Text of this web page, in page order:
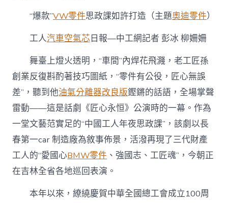
省
工
會：
“爆
款”
思
政
課
如
許
打
造〉
中
“爆款”VW零件思政課如許打造（主題奧迪零件）
工人汽車空氣芯日報—中工網記者 彭冰 柳姍姍
舞臺上燈火透明，“車間”內焊花飛濺，老工匠孫
創業反復斟酌著技巧圖紙，“零件有公役，匠心無誤
差”，聽到他油氣分離器改良版鏗鏘的話語，全場掌聲
雷動——這是話劇《匠心永恒》公演時的一幕。作為
一堂文藝范實足的“中國工人年夜思政課”，該劇以長
春第一car 制造廠為敘事佈景，活潑再現了三代財產
工人的“愛國心BMW零件 、強國志、工匠魂”，今朝正
在吉林全省各地巡回表演。
本年以來，繚繞慶賀中華全國總工會成立100周